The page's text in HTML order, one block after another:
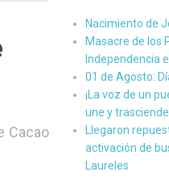
Cacao
Nacimiento de
Masacre de los
Independencia
01 de Agosto:
¡La voz de un
une y
Llegaron
activación de
Laureles